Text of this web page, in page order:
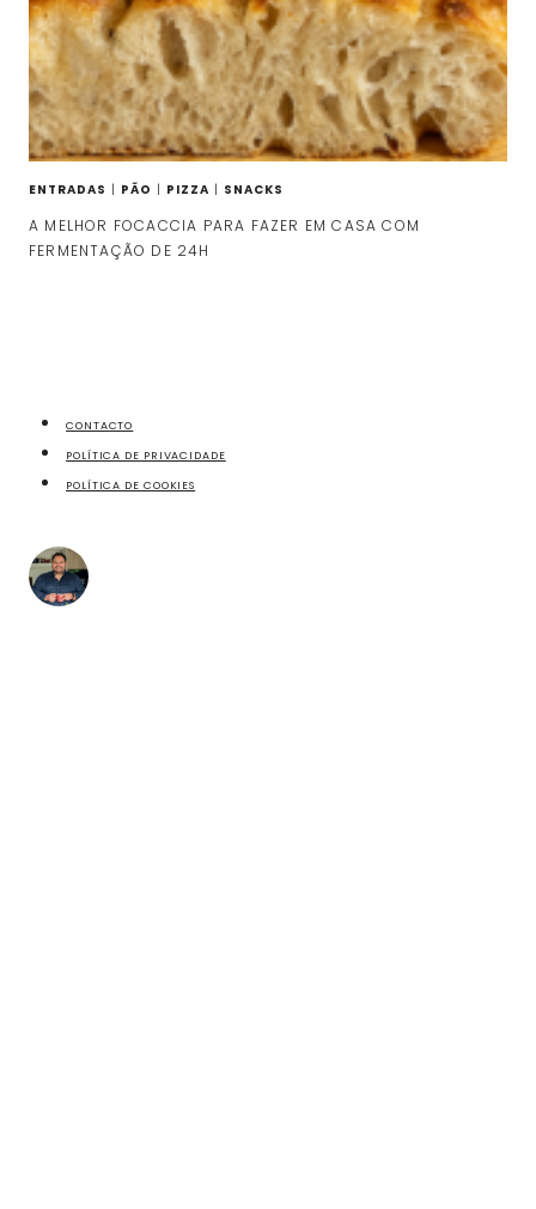
ENTRADAS | PÃO | PIZZA | SNACKS
A MELHOR FOCACCIA PARA FAZER EM CASA COM
FERMENTAÇÃO DE 24H
CONTACTO
POLÍTICA DE PRIVACIDADE
POLÍTICA DE COOKIES